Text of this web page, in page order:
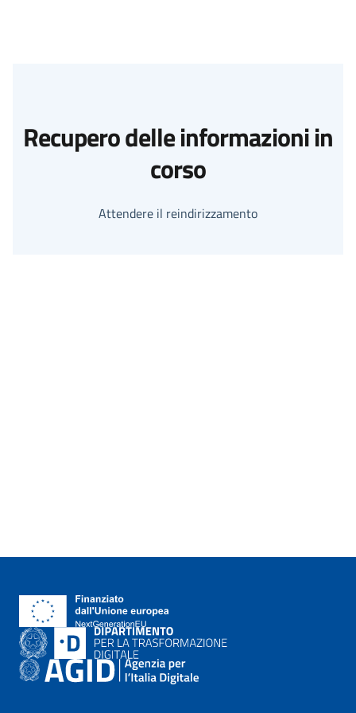
Recupero delle informazioni in
corso
Attendere il reindirizzamento